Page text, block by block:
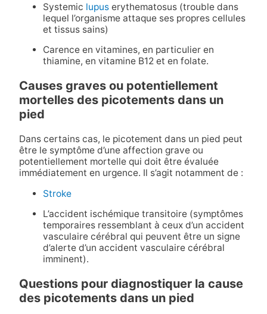
Systemic lupuserythematosus (trouble dans
lequel l’organisme attaque ses propres cellules
et tissus sains)
Carence en vitamines, en particulier en
thiamine, en vitamine B12 et en folate.
Causes graves ou potentiellement
mortelles des picotements dans un
pied
Dans certains cas, le picotement dans un pied peut
être le symptôme d’une affection grave ou
potentiellement mortelle qui doit être évaluée
immédiatement en urgence. Il s’agit notamment de :
Stroke
L’accident ischémique transitoire (symptômes
temporaires ressemblant à ceux d’un accident
vasculaire cérébral qui peuvent être un signe
d’alerte d’un accident vasculaire cérébral
imminent).
Questions pour diagnostiquer la cause
des picotements dans un pied